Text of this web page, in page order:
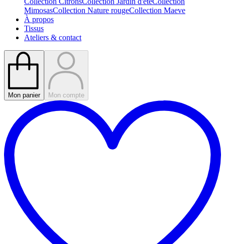
MimosasCollection Nature rougeCollection Maeve
À propos
Tissus
Ateliers & contact
Mon panier Mon compte